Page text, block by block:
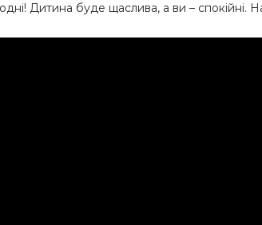
Дитина буде щаслива, а ви – спокійні.